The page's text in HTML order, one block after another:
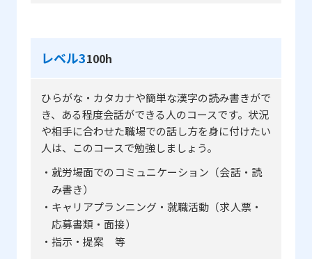
レベル3100h
ひらがな・カタカナや簡単な漢字の読み書きがで
き、ある程度会話ができる人のコースです。状況
や相手に合わせた職場での話し方を身に付けたい
人は、このコースで勉強しましょう。
・就労場面でのコミュニケーション（会話・読
み書き）
・キャリアプランニング・就職活動（求人票・
応募書類・面接）
・指示・提案 等